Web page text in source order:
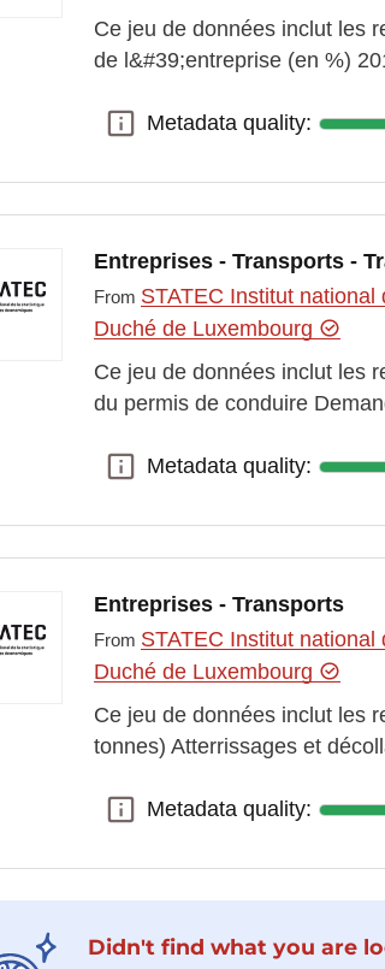
Ce jeu de données inclut les
de l&#39;entreprise (en %)
Metadata quality:
Metadata quality:
Entreprises - Transports -
From STATEC Institut
Duché de Luxembourg
Ce jeu de données inclut les
du permis de conduire
Metadata quality:
Metadata quality:
Entreprises - Transports
From STATEC Institut
Duché de Luxembourg
Ce jeu de données inclut les
tonnes) Atterrissages et
Metadata quality:
Metadata quality:
Didn't find what you are